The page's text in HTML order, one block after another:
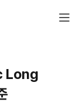
Long